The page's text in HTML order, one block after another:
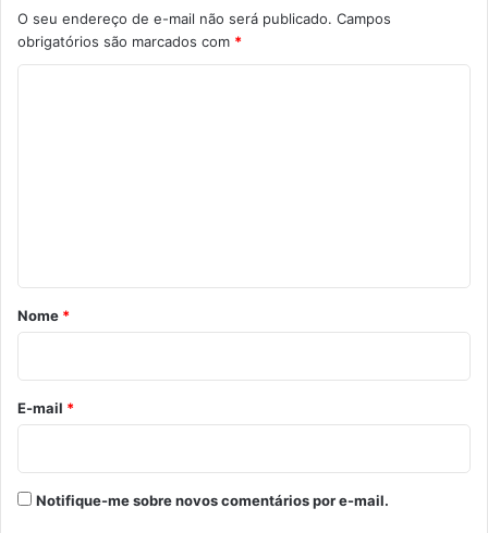
O seu endereço de e-mail não será publicado. Campos
obrigatórios são marcados com *
r
o
*
Nome *
E-mail *
Notifique-me sobre novos comentários por e-mail.